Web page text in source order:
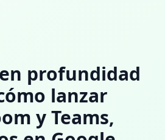
profundidad
lanzar
y Teams,